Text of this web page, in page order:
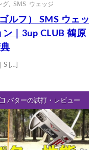
グ SMS ウェッジ
ルフ） SMS ウェッ
｜3up CLUB 鶴原
S […]
パターの試打・レビュー